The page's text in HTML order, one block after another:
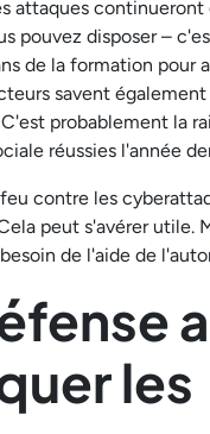
attaques continueront
pouvez disposer –
de la formation pour
savent
probablement la
réussies l'année
contre les
peut s'avérer utile.
de l'aide de
les